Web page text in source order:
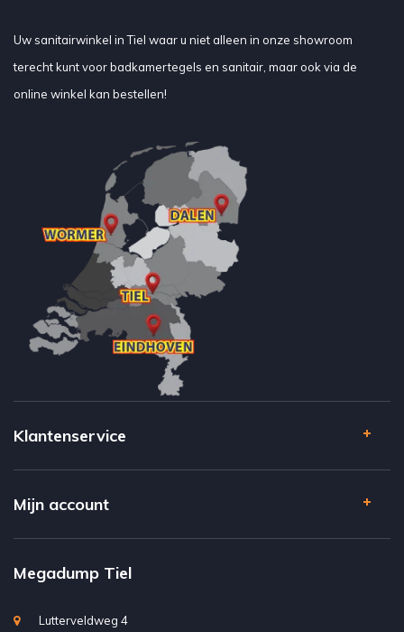
Uw sanitairwinkel in Tiel waar u niet alleen in onze showroom
terecht kunt voor badkamertegels en sanitair, maar ook via de
online winkel kan bestellen!
Klantenservice
Mijn account
Megadump Tiel
Lutterveldweg 4